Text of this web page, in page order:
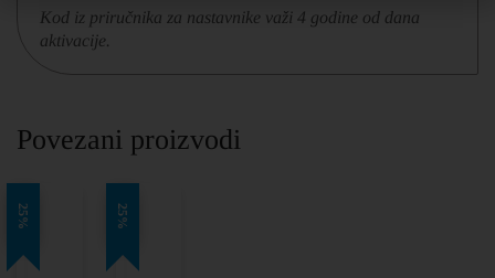
Kod iz priručnika za nastavnike važi 4 godine od dana
aktivacije.
Povezani proizvodi
25% 25%